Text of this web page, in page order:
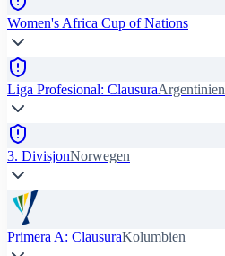
Women's Africa Cup of Nations
Liga Profesional: ClausuraArgentinien
3. DivisjonNorwegen
Primera A: ClausuraKolumbien